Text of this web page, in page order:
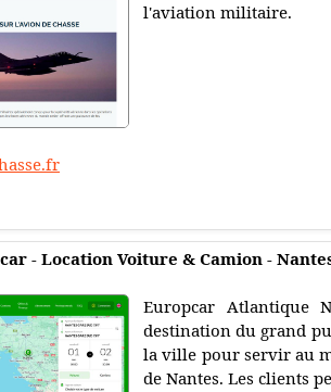
l'aviation militaire.
- Location Voiture & Camion -
Europcar Atlantique
destination du grand
la ville pour servir au
de Nantes. Les clients